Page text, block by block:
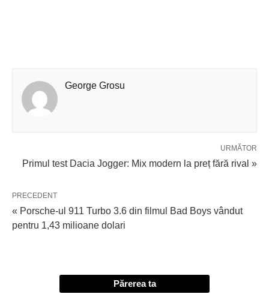
George Grosu
URMĂTOR
Primul test Dacia Jogger: Mix modern la preț fără rival »
PRECEDENT
« Porsche-ul 911 Turbo 3.6 din filmul Bad Boys vândut
pentru 1,43 milioane dolari
Părerea ta